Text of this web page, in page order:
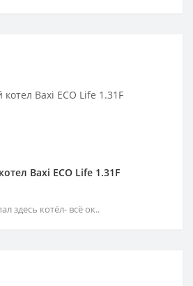
Baxi ECO Life 1.31F
здесь котёл- всё ок..